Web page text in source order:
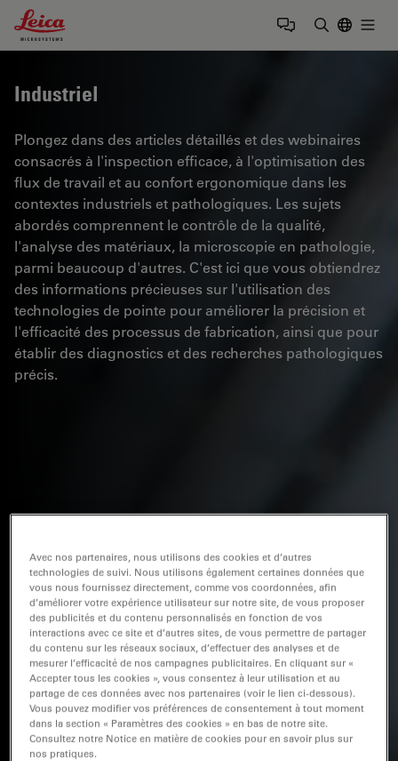
Leica Microsystems Logo
Industriel
Plongez dans des articles détaillés et des webinaires
consacrés à l'inspection efficace, à l'optimisation des
flux de travail et au confort ergonomique dans les
contextes industriels et pathologiques. Les sujets
abordés comprennent le contrôle de la qualité,
l'analyse des matériaux, la microscopie en pathologie,
parmi beaucoup d'autres. C'est ici que vous obtiendrez
des informations précieuses sur l'utilisation des
technologies de pointe pour améliorer la précision et
l'efficacité des processus de fabrication, ainsi que pour
établir des diagnostics et des recherches pathologiques
précis.
Avec nos partenaires, nous utilisons des cookies et d’autres
technologies de suivi. Nous utilisons également certaines données que
vous nous fournissez directement, comme vos coordonnées, afin
d’améliorer votre expérience utilisateur sur notre site, de vous proposer
des publicités et du contenu personnalisés en fonction de vos
interactions avec ce site et d’autres sites, de vous permettre de partager
du contenu sur les réseaux sociaux, d’effectuer des analyses et de
mesurer l’efficacité de nos campagnes publicitaires. En cliquant sur «
Accepter tous les cookies », vous consentez à leur utilisation et au
partage de ces données avec nos partenaires (voir le lien ci-dessous).
Vous pouvez modifier vos préférences de consentement à tout moment
dans la section « Paramètres des cookies » en bas de notre site.
Consultez notre Notice en matière de cookies pour en savoir plus sur
nos pratiques.